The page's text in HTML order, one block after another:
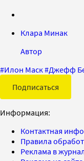
Клара Минак
Автор
#Илон Маск#Джефф
Подписаться
Информация:
Контактная
Правила
Реклама в